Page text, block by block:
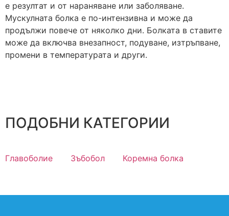
е резултат и от нараняване или заболяване.
Мускулната болка е по-интензивна и може да
продължи повече от няколко дни. Болката в ставите
може да включва внезапност, подуване, изтръпване,
промени в температурата и други.
ПОДОБНИ КАТЕГОРИИ
Главоболие Зъбобол Коремна болка